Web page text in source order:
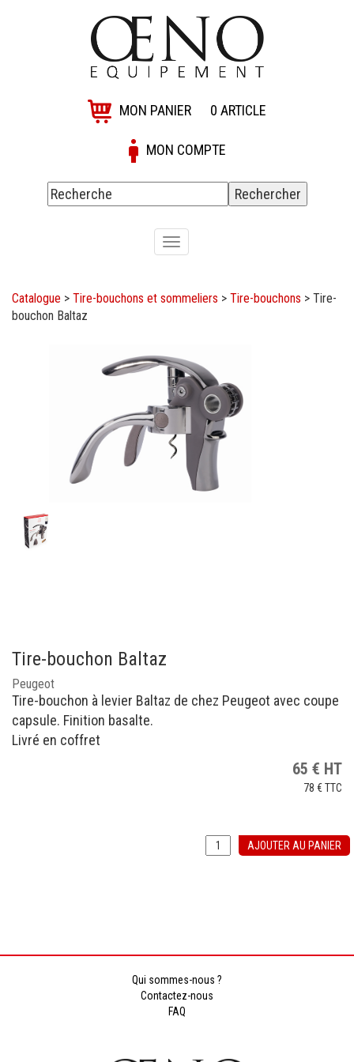
MON PANIER 0 ARTICLE
MON COMPTE
Toggle
navigation
Catalogue > Tire-bouchons et sommeliers > Tire-bouchons > Tire-
bouchon Baltaz
Tire-bouchon Baltaz
Peugeot
Tire-bouchon à levier Baltaz de chez Peugeot avec coupe
capsule. Finition basalte.
Livré en coffret
65 € HT
78 €TTC
AJOUTER AU PANIER
Qui sommes-nous ?
Contactez-nous
FAQ